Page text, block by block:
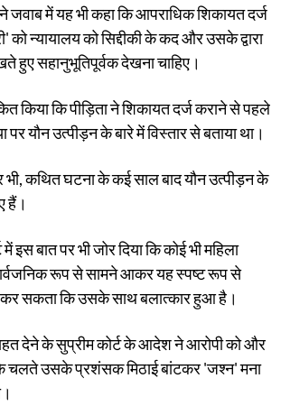
जवाब में यह भी कहा कि आपराधिक शिकायत दर्ज
न्यायालय को सिद्दीकी के कद और उसके द्वारा
हुए सहानुभूतिपूर्वक देखना चाहिए।
किया कि पीड़िता ने शिकायत दर्ज कराने से पहले
पर यौन उत्पीड़न के बारे में विस्तार से बताया था।
भी, कथित घटना के कई साल बाद यौन उत्पीड़न के
हैं।
इस बात पर भी जोर दिया कि कोई भी महिला
रूप से सामने आकर यह स्पष्ट रूप से
कर सकता कि उसके साथ बलात्कार हुआ है।
देने के सुप्रीम कोर्ट के आदेश ने आरोपी को और
चलते उसके प्रशंसक मिठाई बांटकर 'जश्न' मना